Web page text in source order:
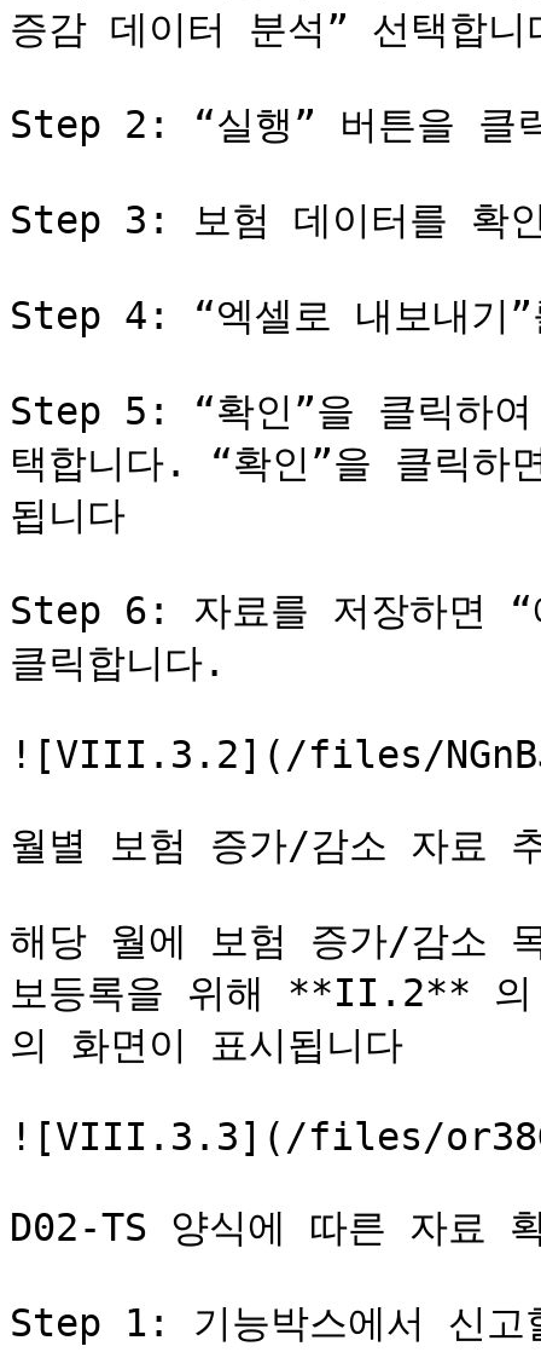
증감 데이터 분석” 선택합
Step 2: “실행” 버튼을 클
Step 3: 보험 데이터를 확
Step 4: “엑셀로 내보내기”
Step 5: “확인”을 클릭하
택합니다. “확인”을 클릭
됩니다
Step 6: 자료를 저장하면 “
클릭합니다.
![VIII.3.2](/files/
월별 보험 증가/감소 자료
해당 월에 보험 증가/감
보등록을 위해 **II.2**
의 화면이 표시됩니다
![VIII.3.3](/files/
D02-TS 양식에 따른 자료
Step 1: 기능박스에서 신